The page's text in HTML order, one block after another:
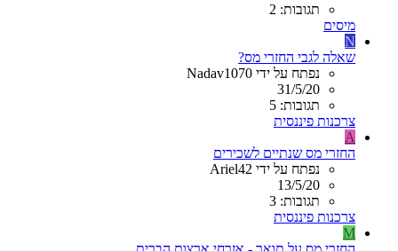
תגובות: 2
מיסים
N
שאלה לגבי החזרי מס?
נפתח על ידי Nadav1070
31/5/20
תגובות: 5
צרכנות פיננסית
A
החזרי מס שנתיים לשכירים
נפתח על ידי Ariel42
13/5/20
תגובות: 3
צרכנות פיננסית
M